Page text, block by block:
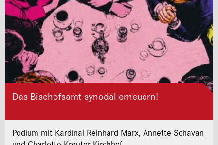
Das Bischofsamt synodal erneuern!
Podium mit Kardinal Reinhard Marx, Annette Schavan